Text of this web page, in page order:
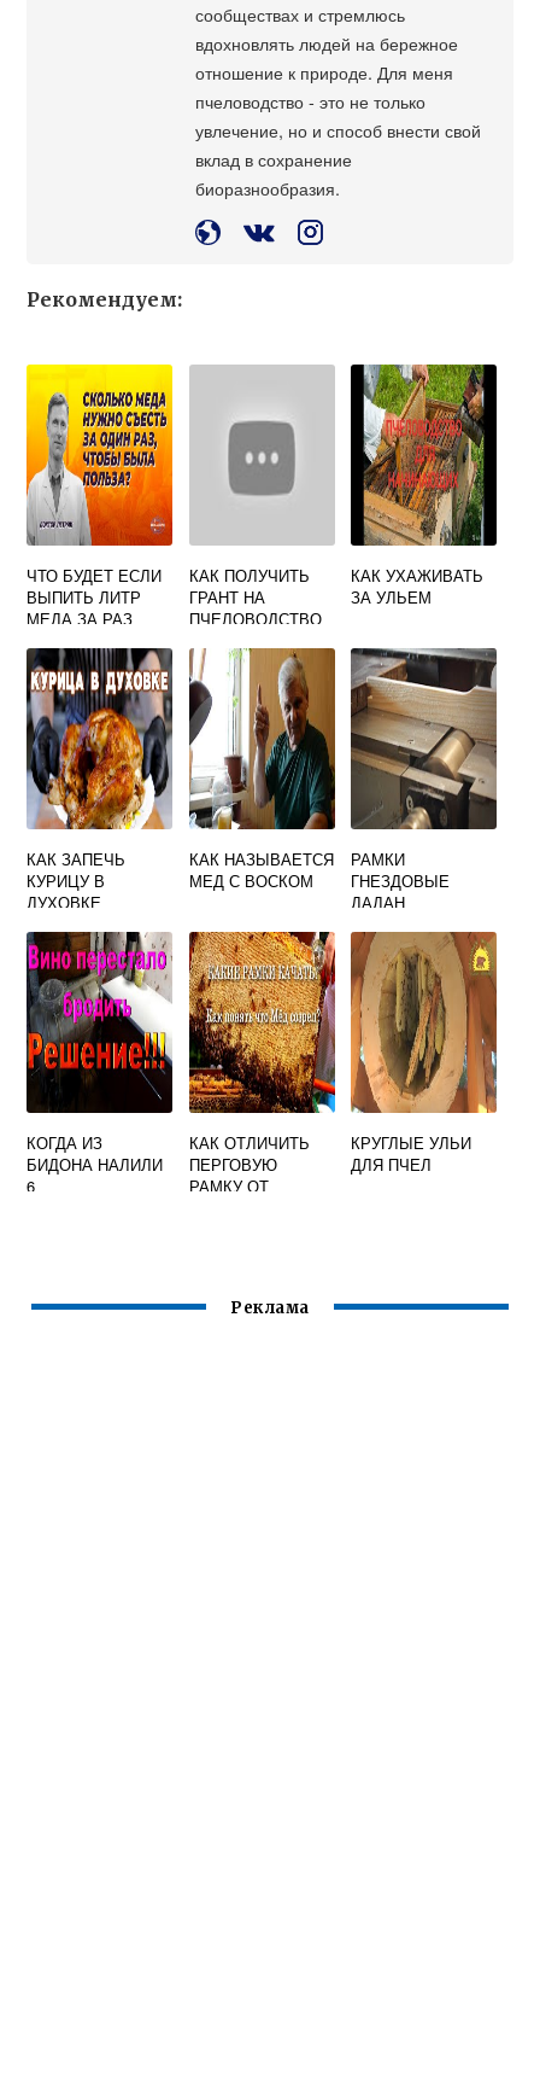
сообществах и стремлюсь
вдохновлять людей на бережное
отношение к природе. Для меня
пчеловодство - это не только
увлечение, но и способ внести свой
вклад в сохранение
биоразнообразия.
Рекомендуем:
ЧТО БУДЕТ ЕСЛИ
ВЫПИТЬ ЛИТР
МЕДА ЗА РАЗ
КАК ПОЛУЧИТЬ
ГРАНТ НА
ПЧЕЛОВОДСТВО
КАК УХАЖИВАТЬ
ЗА УЛЬЕМ
КАК ЗАПЕЧЬ
КУРИЦУ В
ДУХОВКЕ
МЕДОМ
КАК НАЗЫВАЕТСЯ
МЕД С ВОСКОМ
РАМКИ
ГНЕЗДОВЫЕ
ДАДАН
КОГДА ИЗ
БИДОНА НАЛИЛИ
6
КАК ОТЛИЧИТЬ
ПЕРГОВУЮ
РАМКУ ОТ
КРУГЛЫЕ УЛЬИ
ДЛЯ ПЧЕЛ
Реклама